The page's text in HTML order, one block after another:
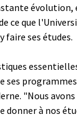
évolution,
ce que
faire ses études.
ses
"Nous
donner à nos